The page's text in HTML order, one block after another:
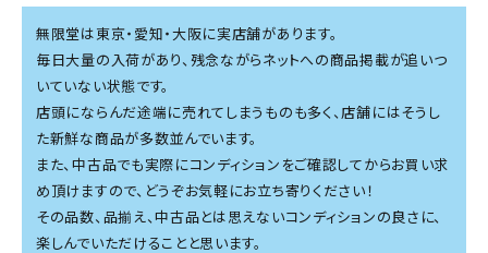
無限堂は東京・愛知・大阪に実店舗があります。
毎日大量の入荷があり、残念ながらネットへの商品掲載が追いつ
いていない状態です。
店頭にならんだ途端に売れてしまうものも多く、店舗にはそうし
た新鮮な商品が多数並んでいます。
また、中古品でも実際にコンディションをご確認してからお買い求
め頂けますので、どうぞお気軽にお立ち寄りください！
その品数、品揃え、中古品とは思えないコンディションの良さに、
楽しんでいただけることと思います。